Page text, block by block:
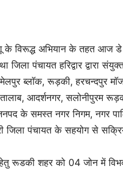
के विरूद्ध अभियान के तहत आज
जिला पंचायत हरिद्वार
ब्लाॅक, रूड़की, हरचन्दपुर
आदर्शनगर, सलोनीपुरम
के समस्त नगर निगम, नगर
जिला पंचायत के सहयोग से
रूडकी शहर को 04 जोन में